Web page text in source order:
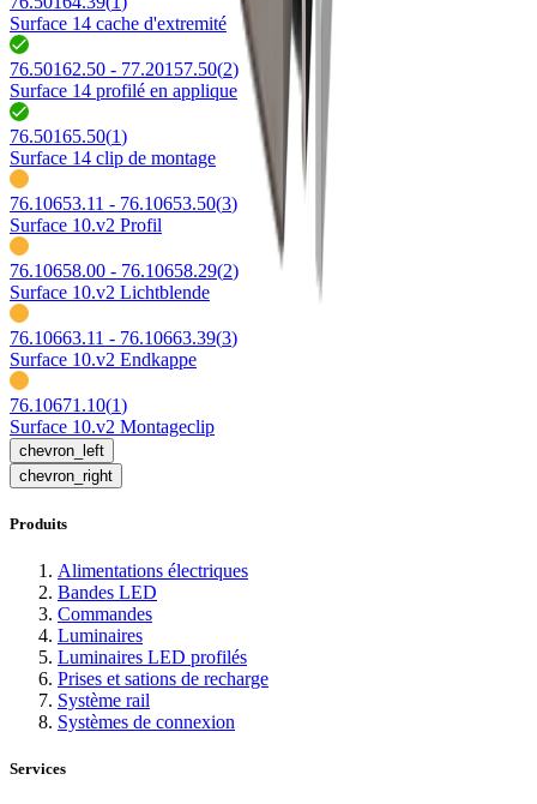
Surface 14 cache d'extremité
76.50162.50 - 77.20157.50(2)
Surface 14 profilé en applique
76.50165.50(1)
Surface 14 clip de montage
76.10653.11 - 76.10653.50(3)
Surface 10.v2 Profil
76.10658.00 - 76.10658.29(2)
Surface 10.v2 Lichtblende
76.10663.11 - 76.10663.39(3)
Surface 10.v2 Endkappe
76.10671.10(1)
Surface 10.v2 Montageclip
chevron_left
chevron_right
Produits
Alimentations électriques
Bandes LED
Commandes
Luminaires
Luminaires LED profilés
Prises et sations de recharge
Système rail
Systèmes de connexion
Services